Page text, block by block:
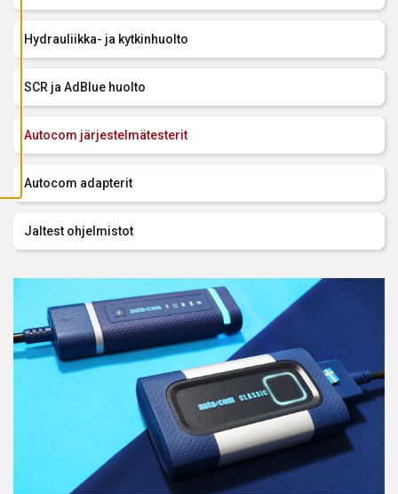
A
I
Ä
S
E
T
Hydrauliikka- ja kytkinhuolto
SCR ja AdBlue huolto
Autocom järjestelmätesterit
Autocom adapterit
Jaltest ohjelmistot